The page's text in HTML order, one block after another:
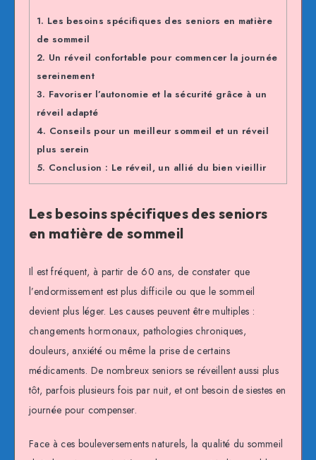
1. Les besoins spécifiques des seniors en matière
de sommeil
2. Un réveil confortable pour commencer la journée
sereinement
3. Favoriser l’autonomie et la sécurité grâce à un
réveil adapté
4. Conseils pour un meilleur sommeil et un réveil
plus serein
5. Conclusion : Le réveil, un allié du bien vieillir
Les besoins spécifiques des seniors
en matière de sommeil
Il est fréquent, à partir de 60 ans, de constater que
l’endormissement est plus difficile ou que le sommeil
devient plus léger. Les causes peuvent être multiples :
changements hormonaux, pathologies chroniques,
douleurs, anxiété ou même la prise de certains
médicaments. De nombreux seniors se réveillent aussi plus
tôt, parfois plusieurs fois par nuit, et ont besoin de siestes en
journée pour compenser.
Face à ces bouleversements naturels, la qualité du sommeil